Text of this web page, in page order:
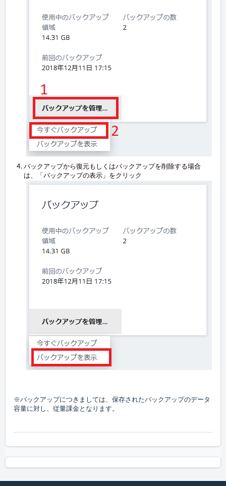
バックアップから復元もしくはバックアップを削除する場合
は、「バックアップの表示」をクリック
※バックアップにつきましては、保存されたバックアップのデータ
容量に対し、従量課金となります。